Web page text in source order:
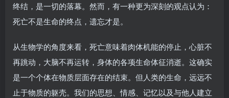
终结，是一切的落幕。然而，有一种更为深刻的观点认为：
死亡不是生命的终点，遗忘才是。
从生物学的角度来看，死亡意味着肉体机能的停止，心脏不
再跳动，大脑不再运转，身体的各项生命体征消逝。这确实
是一个个体在物质层面存在的结束。但人类的生命，远远不
止于物质的躯壳。我们的思想、情感、记忆以及与他人建立